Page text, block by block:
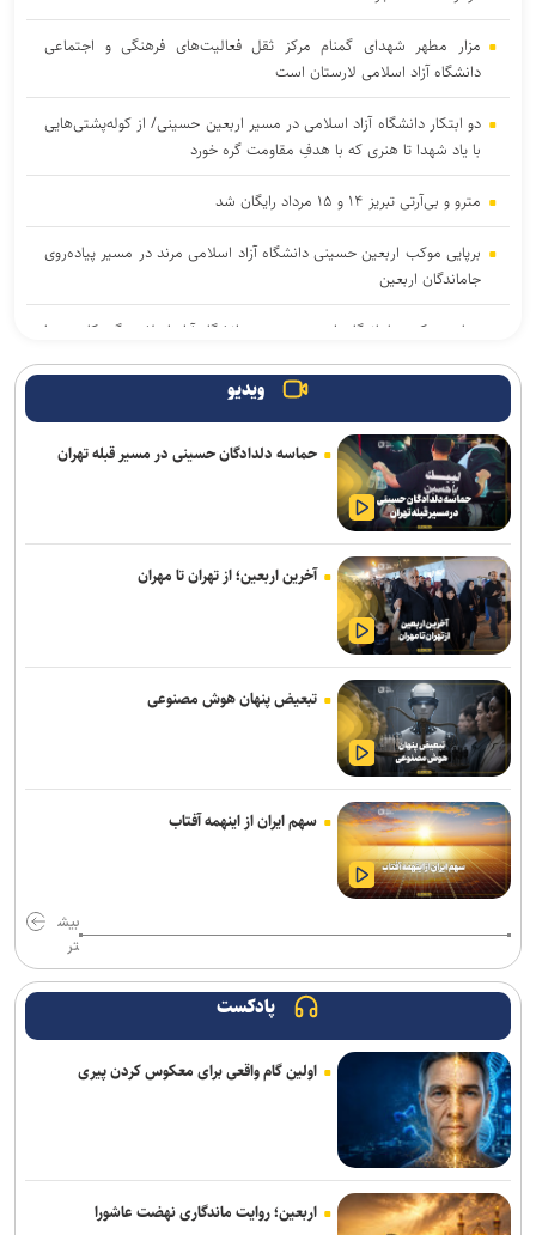
مزار مطهر شهدای گمنام مرکز ثقل فعالیت‌های فرهنگی و اجتماعی
دانشگاه آزاد اسلامی لارستان است
دو ابتکار دانشگاه آزاد اسلامی در مسیر اربعین حسینی/ از کوله‌پشتی‌هایی
با یاد شهدا تا هنری که با هدفِ مقاومت گره خورد
مترو و بی‌آرتی تبریز ۱۴ و ۱۵ مرداد رایگان شد
برپایی موکب اربعین حسینی دانشگاه آزاد اسلامی مرند در مسیر پیاده‌روی
جاماندگان اربعین
برپایی موکب جاماندگان اربعین حسینی دانشگاه آزاد اسلامی گنبدکاووس با
احتمال شنیده شدن صدای انفجار خارج از محدوده شهر یزد
شهادت یک نیروی پلیس در ایرانشهر
زلزله ۳.۸ ریشتری اوز فارس را لرزاند
عملیات کنترل‌شده انهدام مهمات در قزوین
ادارات و بانک‌های کدام استان‌ها فردا (چهارشنبه) تعطیل شدند
کشف ۷۰۰ کیلو مواد مخدر در استان خراسان‌رضوی
ادارات استان کردستان فردا (۱۴ مرداد) تعطیل شد
جهان نظاره‌گر پویایی و جاودانگی نهضت حسینی(ع) است
استقرار بیش از یک‌هزار نیروی پلیس در مسیر جاماندگان اربعین
انهدام مهمات عمل نکرده دشمن در پاکدشت
کشف ۴۷ کیلوگرم شیشه و هروئین در عملیات مشترک پلیس استان
مرکزی و خوزستان
دور جدید اردوی تیم ملی کانوپولو جوانان در مراغه برگزار می‌شود
ویدیو
حماسه دلدادگان حسینی در مسیر قبله تهران
آخرین اربعین؛ از تهران تا مهران
تبعیض پنهان هوش مصنوعی
سهم ایران از اینهمه آفتاب
بیش
تر
پادکست
اولین گام واقعی برای معکوس کردن پیری
اربعین؛ روایت ماندگاری نهضت عاشورا